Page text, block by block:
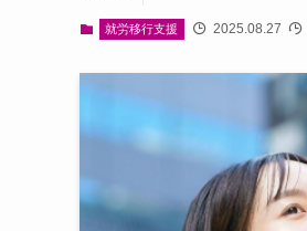
就労移行支援 2025.08.27